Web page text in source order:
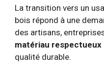
La transition vers un
bois répond à une
des artisans,
matériau respectueux
qualité durable.